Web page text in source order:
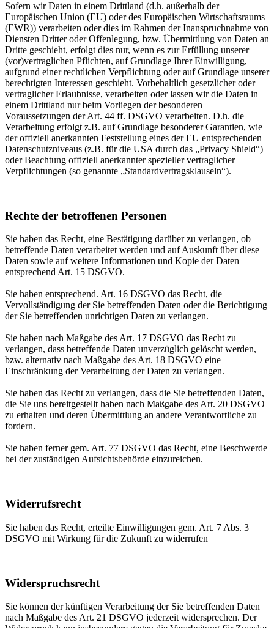
Sofern wir Daten in einem Drittland (d.h. außerhalb der
Europäischen Union (EU) oder des Europäischen Wirtschaftsraums
(EWR)) verarbeiten oder dies im Rahmen der Inanspruchnahme von
Diensten Dritter oder Offenlegung, bzw. Übermittlung von Daten an
Dritte geschieht, erfolgt dies nur, wenn es zur Erfüllung unserer
(vor)vertraglichen Pflichten, auf Grundlage Ihrer Einwilligung,
aufgrund einer rechtlichen Verpflichtung oder auf Grundlage unserer
berechtigten Interessen geschieht. Vorbehaltlich gesetzlicher oder
vertraglicher Erlaubnisse, verarbeiten oder lassen wir die Daten in
einem Drittland nur beim Vorliegen der besonderen
Voraussetzungen der Art. 44 ff. DSGVO verarbeiten. D.h. die
Verarbeitung erfolgt z.B. auf Grundlage besonderer Garantien, wie
der offiziell anerkannten Feststellung eines der EU entsprechenden
Datenschutzniveaus (z.B. für die USA durch das „Privacy Shield“)
oder Beachtung offiziell anerkannter spezieller vertraglicher
Verpflichtungen (so genannte „Standardvertragsklauseln“).
Rechte der betroffenen Personen
Sie haben das Recht, eine Bestätigung darüber zu verlangen, ob
betreffende Daten verarbeitet werden und auf Auskunft über diese
Daten sowie auf weitere Informationen und Kopie der Daten
entsprechend Art. 15 DSGVO.
Sie haben entsprechend. Art. 16 DSGVO das Recht, die
Vervollständigung der Sie betreffenden Daten oder die Berichtigung
der Sie betreffenden unrichtigen Daten zu verlangen.
Sie haben nach Maßgabe des Art. 17 DSGVO das Recht zu
verlangen, dass betreffende Daten unverzüglich gelöscht werden,
bzw. alternativ nach Maßgabe des Art. 18 DSGVO eine
Einschränkung der Verarbeitung der Daten zu verlangen.
Sie haben das Recht zu verlangen, dass die Sie betreffenden Daten,
die Sie uns bereitgestellt haben nach Maßgabe des Art. 20 DSGVO
zu erhalten und deren Übermittlung an andere Verantwortliche zu
fordern.
Sie haben ferner gem. Art. 77 DSGVO das Recht, eine Beschwerde
bei der zuständigen Aufsichtsbehörde einzureichen.
Widerrufsrecht
Sie haben das Recht, erteilte Einwilligungen gem. Art. 7 Abs. 3
DSGVO mit Wirkung für die Zukunft zu widerrufen
Widerspruchsrecht
Sie können der künftigen Verarbeitung der Sie betreffenden Daten
nach Maßgabe des Art. 21 DSGVO jederzeit widersprechen. Der